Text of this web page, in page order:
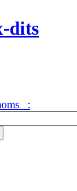
dits
: